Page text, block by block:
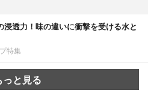
浸透力！味の違いに衝撃を受ける水と
特集
っと見る